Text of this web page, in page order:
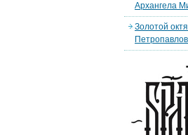
Архангела
Золотой